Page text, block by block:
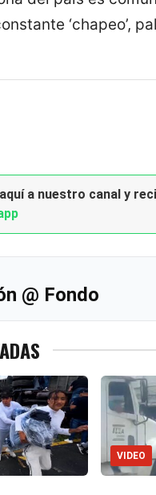
‘chapeo’,
a nuestro canal y
@ Fondo
VIDEO